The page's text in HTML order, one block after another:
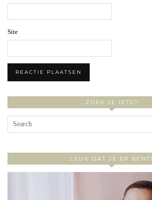
Site
ZOEK JE IETS?
LEUK DAT JE ER BENT!